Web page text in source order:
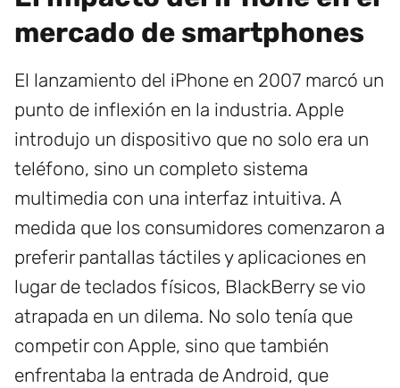
mercado de smartphones
El lanzamiento del iPhone en 2007 marcó un
punto de inflexión en la industria. Apple
introdujo un dispositivo que no solo era un
teléfono, sino un completo sistema
multimedia con una interfaz intuitiva. A
medida que los consumidores comenzaron a
preferir pantallas táctiles y aplicaciones en
lugar de teclados físicos, BlackBerry se vio
atrapada en un dilema. No solo tenía que
competir con Apple, sino que también
enfrentaba la entrada de Android, que